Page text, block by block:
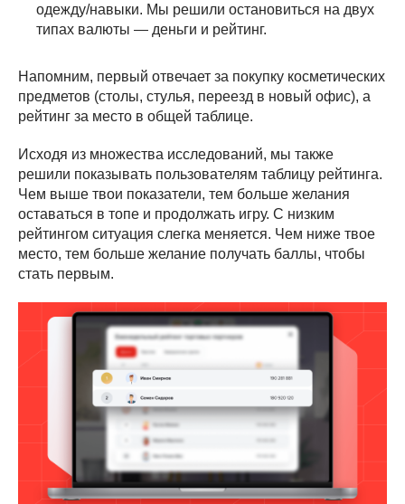
одежду/навыки. Мы решили остановиться на двух
типах валюты — деньги и рейтинг.
Напомним, первый отвечает за покупку косметических
предметов (столы, стулья, переезд в новый офис), а
рейтинг за место в общей таблице.
Исходя из множества исследований, мы также
решили показывать пользователям таблицу рейтинга.
Чем выше твои показатели, тем больше желания
оставаться в топе и продолжать игру. С низким
рейтингом ситуация слегка меняется. Чем ниже твое
место, тем больше желание получать баллы, чтобы
стать первым.